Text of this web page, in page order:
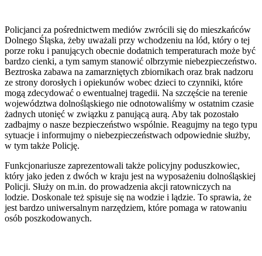
Policjanci za pośrednictwem mediów zwrócili się do mieszkańców
Dolnego Śląska, żeby uważali przy wchodzeniu na lód, który o tej
porze roku i panujących obecnie dodatnich temperaturach może być
bardzo cienki, a tym samym stanowić olbrzymie niebezpieczeństwo.
Beztroska zabawa na zamarzniętych zbiornikach oraz brak nadzoru
ze strony dorosłych i opiekunów wobec dzieci to czynniki, które
mogą zdecydować o ewentualnej tragedii. Na szczęście na terenie
województwa dolnośląskiego nie odnotowaliśmy w ostatnim czasie
żadnych utonięć w związku z panującą aurą. Aby tak pozostało
zadbajmy o nasze bezpieczeństwo wspólnie. Reagujmy na tego typu
sytuacje i informujmy o niebezpieczeństwach odpowiednie służby,
w tym także Policję.
Funkcjonariusze zaprezentowali także policyjny poduszkowiec,
który jako jeden z dwóch w kraju jest na wyposażeniu dolnośląskiej
Policji. Służy on m.in. do prowadzenia akcji ratowniczych na
lodzie. Doskonale też spisuje się na wodzie i lądzie. To sprawia, że
jest bardzo uniwersalnym narzędziem, które pomaga w ratowaniu
osób poszkodowanych.